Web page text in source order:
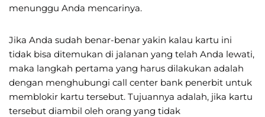
menunggu Anda mencarinya.
Jika Anda sudah benar-benar yakin kalau kartu ini
tidak bisa ditemukan di jalanan yang telah Anda lewati,
maka langkah pertama yang harus dilakukan adalah
dengan menghubungi call center bank penerbit untuk
memblokir kartu tersebut. Tujuannya adalah, jika kartu
tersebut diambil oleh orang yang tidak